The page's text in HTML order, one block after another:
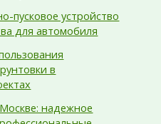
пусковое устройство
для автомобиля
в
надежное